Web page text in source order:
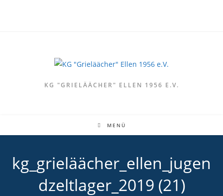
KG "GRIELÄÄCHER" ELLEN 1956 E.V.
MENÜ
kg_grieläächer_ellen_jugen
dzeltlager_2019 (21)